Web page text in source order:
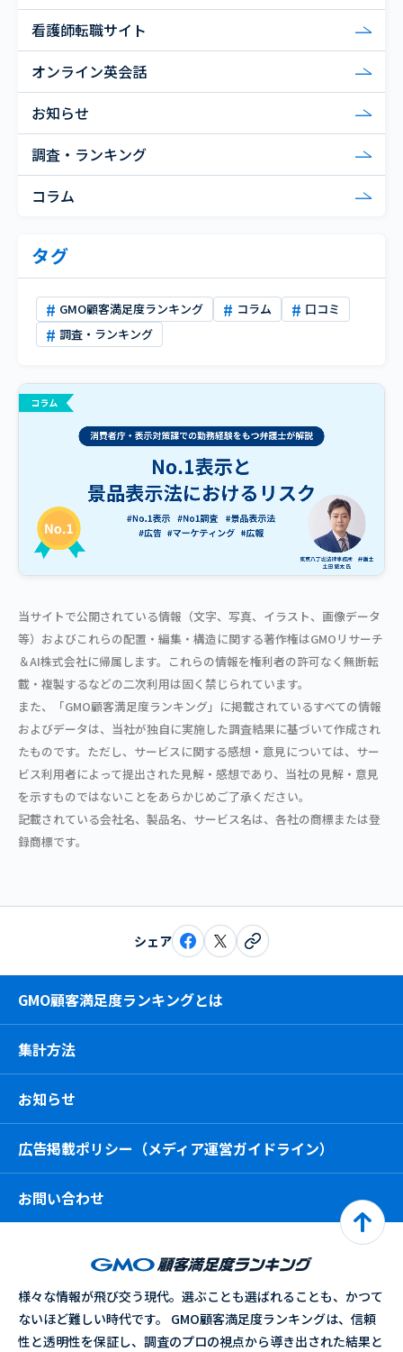
看護師転職サイト
オンライン英会話
お知らせ
調査・ランキング
コラム
タグ
GMO顧客満足度ランキング コラム
口コミ
調査・ランキング
当サイトで公開されている情報（文字、写真、イラスト、画像データ
等）およびこれらの配置・編集・構造に関する著作権はGMOリサーチ
＆AI株式会社に帰属します。これらの情報を権利者の許可なく無断転
載・複製するなどの二次利用は固く禁じられています。
また、「GMO顧客満足度ランキング」に掲載されているすべての情報
およびデータは、当社が独自に実施した調査結果に基づいて作成され
たものです。ただし、サービスに関する感想・意見については、サー
ビス利用者によって提出された見解・感想であり、当社の見解・意見
を示すものではないことをあらかじめご了承ください。
記載されている会社名、製品名、サービス名は、各社の商標または登
録商標です。
シェア
GMO顧客満足度ランキングとは
集計方法
お知らせ
広告掲載ポリシー（メディア運営ガイドライン）
お問い合わせ
様々な情報が飛び交う現代。選ぶことも選ばれることも、かつて
ないほど難しい時代です。 GMO顧客満足度ランキングは、信頼
性と透明性を保証し、調査のプロの視点から導き出された結果と